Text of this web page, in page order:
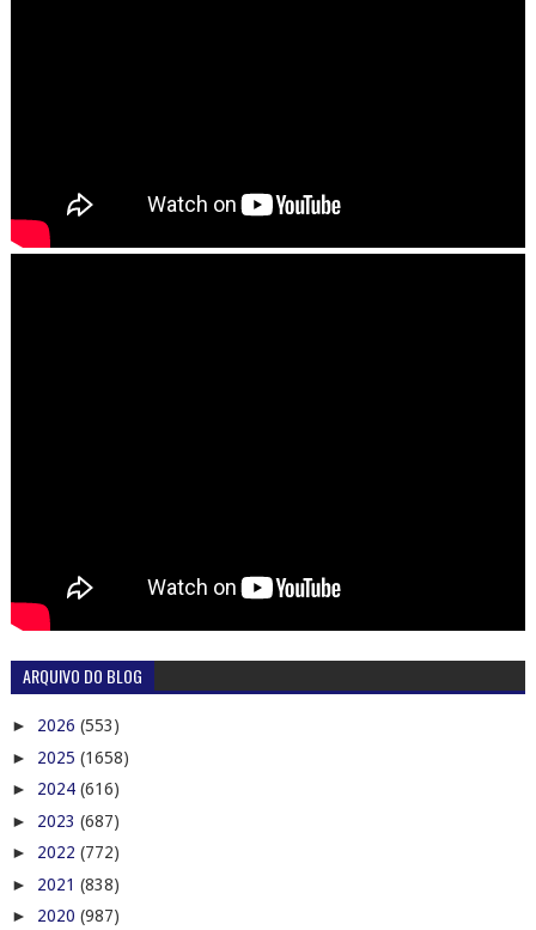
ARQUIVO DO BLOG
► 2026 (553)
► 2025 (1658)
► 2024 (616)
► 2023 (687)
► 2022 (772)
► 2021 (838)
► 2020 (987)